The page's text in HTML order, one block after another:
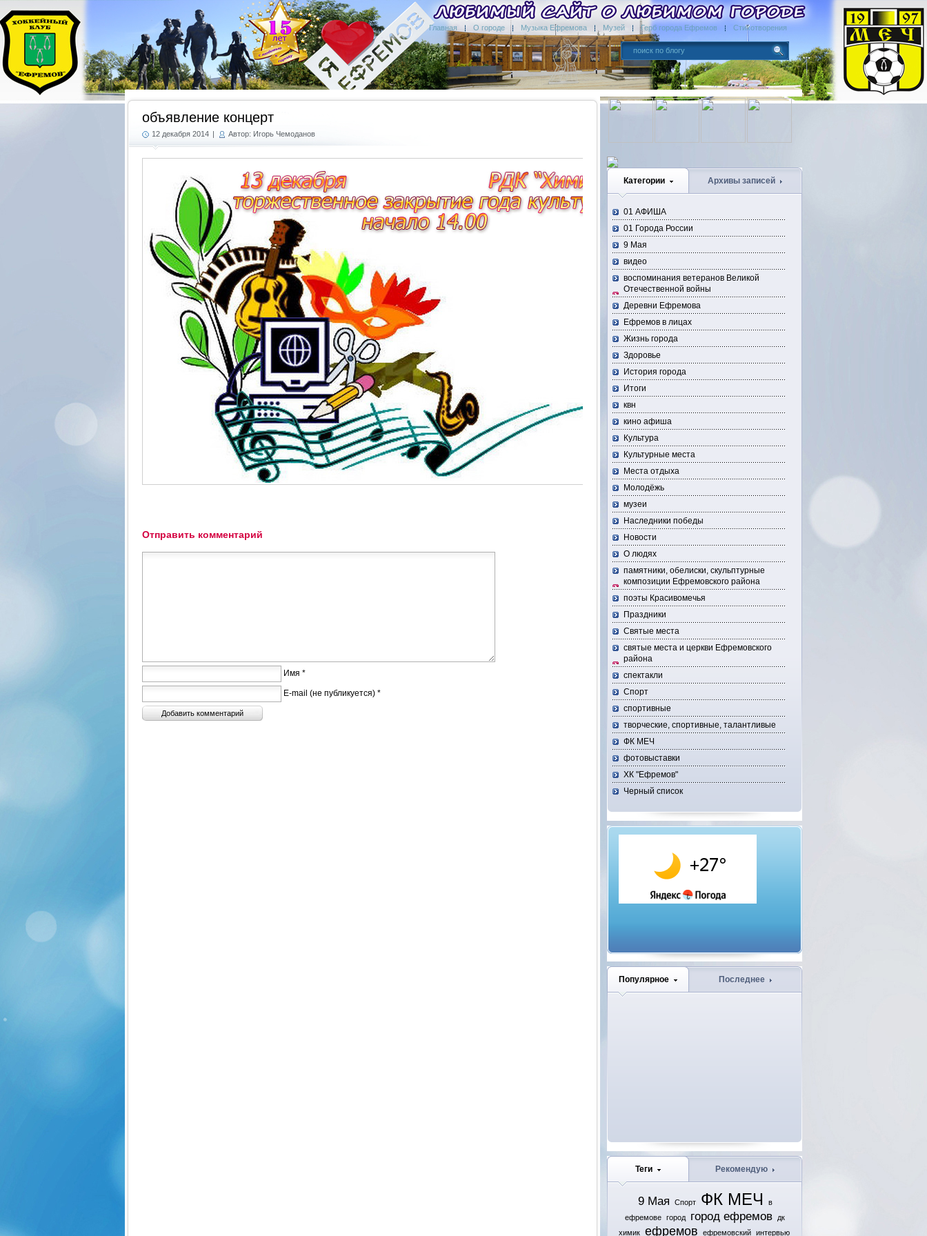
Главная О городе Музыка Ефремова Музей Герб города Ефремов Стихотворения
объявление концерт
12 декабря 2014 | Автор: Игорь Чемоданов
Отправить комментарий
Имя *
E-mail (не публикуется) *
Категории Архивы записей
01 АФИША
01 Города России
9 Мая
видео
воспоминания ветеранов Великой
Отечественной войны
Деревни Ефремова
Ефремов в лицах
Жизнь города
Здоровье
История города
Итоги
квн
кино афиша
Культура
Культурные места
Места отдыха
Молодёжь
музеи
Наследники победы
Новости
О людях
памятники, обелиски, скульптурные
композиции Ефремовского района
поэты Красивомечья
Праздники
Святые места
святые места и церкви Ефремовского
района
спектакли
Спорт
спортивные
творческие, спортивные, талантливые
ФК МЕЧ
фотовыставки
ХК "Ефремов"
Черный список
Популярное Последнее
Теги Рекомендую
9 Мая Спорт ФК МЕЧ
в
ефремове
город город ефремов
дк
химик
ефремов ефремовский интервью